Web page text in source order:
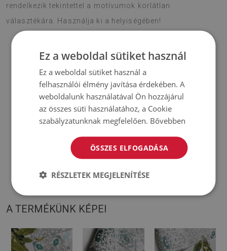
rendelkezik tekintettel a motívumok korlátlan
választékára. Használja ki a helyiségében!
Vastagság:1,6 mm;
A szőnyegek nem csúszásállóak;
A szőnyegek árnyalatai kissé eltérhetnek a képen láthatótól.
A szőnyeget kemény felületen történő használatra tervezték.
Puha felületre helyezve meghajolhat és elmozdulhat.
A TERMÉKÜNK KÉPEI
Ez a weboldal sütiket használ
Ez a weboldal sütiket használ a
felhasználói élmény javítása érdekében. A
weboldalunk használatával Ön hozzájárul
az összes süti használatához, a Cookie
szabályzatunknak megfelelően. Bővebben
ÖSSZES ELFOGADÁSA
RÉSZLETEK MEGJELENÍTÉSE